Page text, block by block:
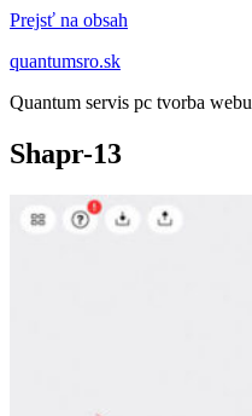
Prejsť na obsah
quantumsro.sk
Quantum servis pc tvorba webu
Shapr-13